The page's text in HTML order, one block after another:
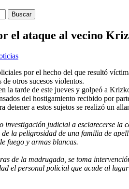
el ataque al vecino
por el hecho del que resultó
de otros sucesos violentos.
la tarde de este jueves y golpeó a
del hostigamiento recibido por
detener a estos sujetos se realizó un
investigación judicial a esclarecerse la
de la peligrosidad de una familia de
fuego y armas blancas.
de la madrugada, se toma
el personal policial que acude al